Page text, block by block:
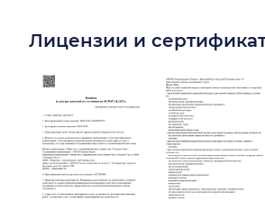
Лицензии и